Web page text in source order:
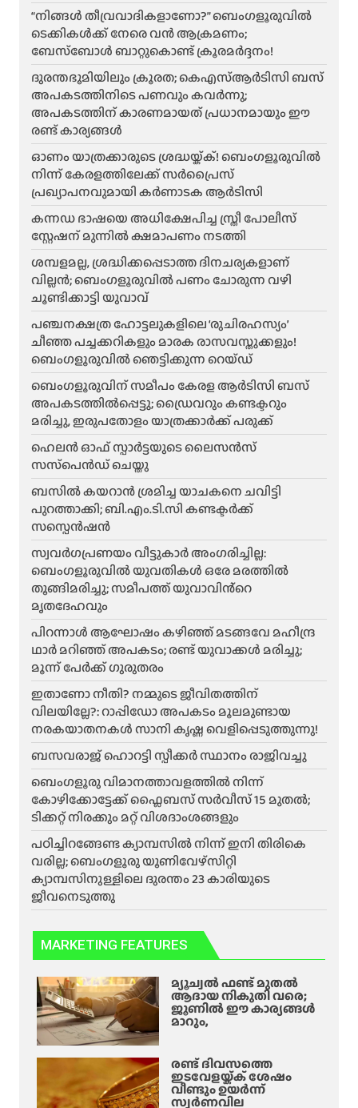
“നിങ്ങൾ തീവ്രവാദികളാണോ?” ബെംഗളൂരുവിൽ
ടെക്കികൾക്ക് നേരെ വൻ ആക്രമണം;
ബേസ്ബോൾ ബാറ്റുകൊണ്ട് ക്രൂരമർദ്ദനം!
ദുരന്തഭൂമിയിലും ക്രൂരത; കെഎസ്ആർടിസി ബസ്
അപകടത്തിനിടെ പണവും കവർന്നു;
അപകടത്തിന് കാരണമായത് പ്രധാനമായും ഈ
രണ്ട് കാര്യങ്ങൾ
ഓണം യാത്രക്കാരുടെ ശ്രദ്ധയ്ക്ക്! ബെംഗളൂരുവിൽ
നിന്ന് കേരളത്തിലേക്ക് സർപ്രൈസ്
പ്രഖ്യാപനവുമായി കർണാടക ആർടിസി
കന്നഡ ഭാഷയെ അധിക്ഷേപിച്ച സ്ത്രീ പോലീസ്
സ്റ്റേഷന് മുന്നിൽ ക്ഷമാപണം നടത്തി
ശമ്പളമല്ല, ശ്രദ്ധിക്കപ്പെടാത്ത ദിനചര്യകളാണ്
വില്ലൻ; ബെംഗളൂരുവിൽ പണം ചോരുന്ന വഴി
ചൂണ്ടിക്കാട്ടി യുവാവ്
പഞ്ചനക്ഷത്ര ഹോട്ടലുകളിലെ ‘രുചിരഹസ്യം’
ചീഞ്ഞ പച്ചക്കറികളും മാരക രാസവസ്തുക്കളും!
ബെംഗളൂരുവിൽ ഞെട്ടിക്കുന്ന റെയ്ഡ്
ബെംഗളൂരുവിന് സമീപം കേരള ആർടിസി ബസ്
അപകടത്തിൽപ്പെട്ടു; ഡ്രൈവറും കണ്ടക്ടറും
മരിച്ചു, ഇരുപതോളം യാത്രക്കാർക്ക് പരുക്ക്
ഹെലന്‍ ഓഫ് സ്പാര്‍ട്ടയുടെ ലൈസന്‍സ്
സസ്‌പെന്‍ഡ് ചെയ്തു
ബസിൽ കയറാൻ ശ്രമിച്ച യാചകനെ ചവിട്ടി
പുറത്താക്കി; ബി.എം.ടി.സി കണ്ടക്ടർക്ക്
സസ്പെൻഷൻ
സ്വവർഗപ്രണയം വീട്ടുകാർ അംഗരിച്ചില്ല:
ബെംഗളൂരുവിൽ യുവതികൾ ഒരേ മരത്തിൽ
തൂങ്ങിമരിച്ചു; സമീപത്ത് യുവാവിൻ്റെ
മൃതദേഹവും
പിറന്നാൾ ആഘോഷം കഴിഞ്ഞ് മടങ്ങവേ മഹീന്ദ്ര
ഥാർ മറിഞ്ഞ് അപകടം; രണ്ട് യുവാക്കൾ മരിച്ചു;
മൂന്ന് പേർക്ക് ഗുരുതരം
ഇതാണോ നീതി? നമ്മുടെ ജീവിതത്തിന്
വിലയില്ലേ?: റാപ്പിഡോ അപകടം മൂലമുണ്ടായ
നരകയാതനകൾ സാനി കൃഷ്ണ വെളിപ്പെടുത്തുന്നു!
ബസവരാജ് ഹൊറട്ടി സ്പീക്കർ സ്ഥാനം രാജിവച്ചു
ബെംഗളൂരു വിമാനത്താവളത്തിൽ നിന്ന്
കോഴിക്കോട്ടേക്ക് ഫ്ലൈബസ് സർവീസ് 15 മുതൽ;
ടിക്കറ്റ് നിരക്കും മറ്റ് വിശദാംശങ്ങളും
പഠിച്ചിറങ്ങേണ്ട ക്യാമ്പസിൽ നിന്ന് ഇനി തിരികെ
വരില്ല; ബെംഗളൂരു യൂണിവേഴ്സിറ്റി
ക്യാമ്പസിനുള്ളിലെ ദുരന്തം 23 കാരിയുടെ
ജീവനെടുത്തു
MARKETING FEATURES
മ്യൂച്വൽ ഫണ്ട് മുതൽ
ആദായ നികുതി വരെ;
ജൂണിൽ ഈ കാര്യങ്ങൾ
മാറും,
രണ്ട് ദിവസത്തെ
ഇടവേളയ്ക്ക് ശേഷം
വീണ്ടും ഉയർന്ന്
സ്വർണവില